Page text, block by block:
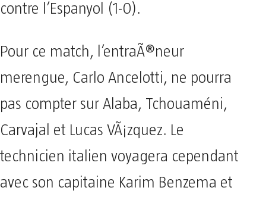
contre l’Espanyol (1-0).
Pour ce match, l’entraÃ®neur
merengue, Carlo Ancelotti, ne pourra
pas compter sur Alaba, Tchouaméni,
Carvajal et Lucas VÃ¡zquez. Le
technicien italien voyagera cependant
avec son capitaine Karim Benzema et